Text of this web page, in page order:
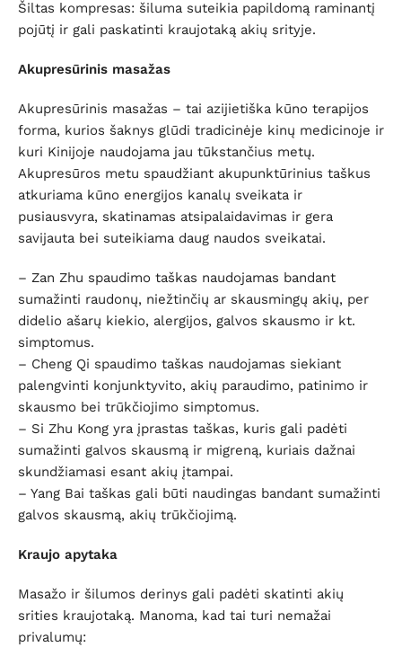
Šiltas kompresas: šiluma suteikia papildomą raminantį
pojūtį ir gali paskatinti kraujotaką akių srityje.
Akupresūrinis masažas
Akupresūrinis masažas – tai azijietiška kūno terapijos
forma, kurios šaknys glūdi tradicinėje kinų medicinoje ir
kuri Kinijoje naudojama jau tūkstančius metų.
Akupresūros metu spaudžiant akupunktūrinius taškus
atkuriama kūno energijos kanalų sveikata ir
pusiausvyra, skatinamas atsipalaidavimas ir gera
savijauta bei suteikiama daug naudos sveikatai.
– Zan Zhu spaudimo taškas naudojamas bandant
sumažinti raudonų, niežtinčių ar skausmingų akių, per
didelio ašarų kiekio, alergijos, galvos skausmo ir kt.
simptomus.
– Cheng Qi spaudimo taškas naudojamas siekiant
palengvinti konjunktyvito, akių paraudimo, patinimo ir
skausmo bei trūkčiojimo simptomus.
– Si Zhu Kong yra įprastas taškas, kuris gali padėti
sumažinti galvos skausmą ir migreną, kuriais dažnai
skundžiamasi esant akių įtampai.
– Yang Bai taškas gali būti naudingas bandant sumažinti
galvos skausmą, akių trūkčiojimą.
Kraujo apytaka
Masažo ir šilumos derinys gali padėti skatinti akių
srities kraujotaką. Manoma, kad tai turi nemažai
privalumų: